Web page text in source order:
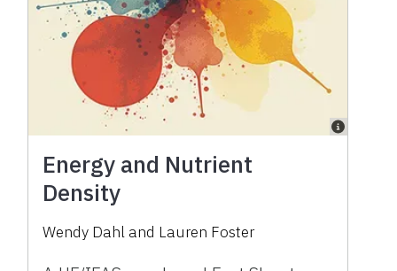
Energy and Nutrient
Density
Wendy Dahl and Lauren Foster